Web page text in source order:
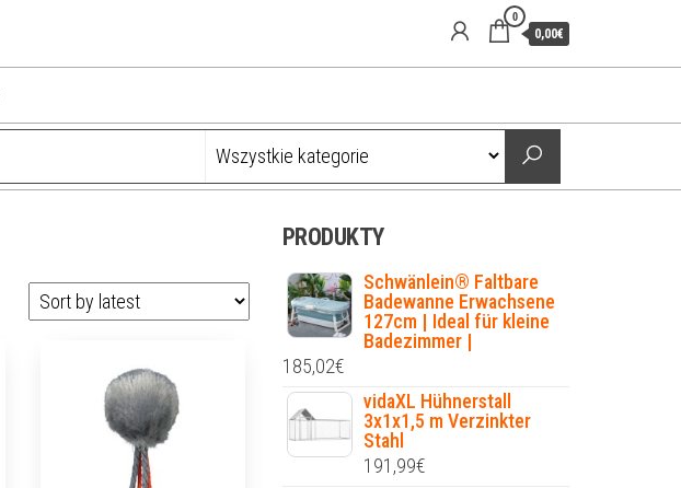
0
0,00€
PRODUKTY
Schwänlein® Faltbare
Badewanne Erwachsene
127cm | Ideal für kleine
Badezimmer |
185,02€
vidaXL Hühnerstall
3x1x1,5 m Verzinkter
Stahl
191,99€